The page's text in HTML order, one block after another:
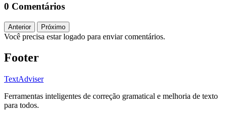
0 Comentários
Anterior Próximo
Você precisa estar logado para enviar comentários.
Footer
TextAdviser
Ferramentas inteligentes de correção gramatical e melhoria de texto
para todos.